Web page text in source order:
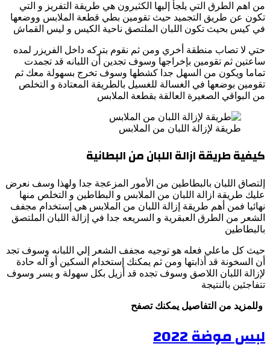
من اهم الطرق التي يلجأ إليها الكثيرون هي طريقة التفريز و التي
تكون عن طريق التجميد حيث تقومين بطي قطعة الملابس ووضعها
في كيس بحيث تكون اللبان الملتصق ناحية الكيس و ليس القماش
حتي لا تصاب منطقة أخري ومن ثم نقوم بتركه داخل الفريزر لمده
ساعتين ثم تقومين بإخراجها وسوف تجدين أن اللبانه قد تجمدت
تماما ويكون من السهل جدا كشطها وسوف تخرج بسهولة معك ثم
تقومين بوضعها في الغسالة للغسيل بالطريقة المعتادة و التخلص
من البواقي الصغيرة العالقة بقطعة الملابس
طريقة لإزالة اللبان من الملابس
كيفية طريقة ازالة اللبان من البطانية
إلتصاق اللبان بالبطاطين من الأمور المزعجة جدا ولهذا وسف نعرض
عليك طريقة ازالة اللبان من الملابس و البطاطين و التخلص منها
نهائيا فمن أهم طريقة إزالة اللبان من الملابس هي إستخدام مجفف
الشعر من الطرق العبقرية و السريعه جدا في إزالة اللبان الملتصق
بالبطاطين
حيث كل ماعلي فعله هو توجيه مجفف الشعر إلي اللبانه وسوف تجد
أن السخونة قد أذابتها ومن ثم يمكنك إستخدام السكين أو آله حادة
لإزالة اللبان اللاصق وسوف تجده قد أزيل بكل سهولة و يسر وسوف
تتفاجئين بالنتيجة
وللمزيد من التفاصيل يمكنك تصفح
لبس موضة 2022